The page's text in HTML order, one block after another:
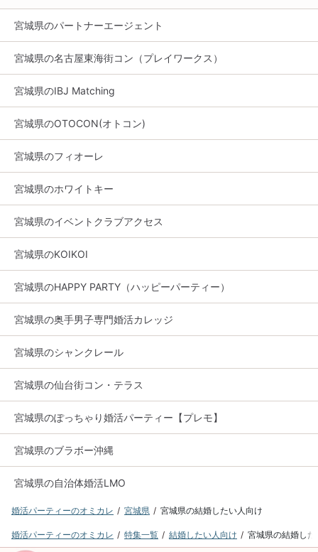
宮城県のパートナーエージェント
宮城県の名古屋東海街コン（プレイワークス）
宮城県のIBJ Matching
宮城県のOTOCON(オトコン)
宮城県のフィオーレ
宮城県のホワイトキー
宮城県のイベントクラブアクセス
宮城県のKOIKOI
宮城県のHAPPY PARTY（ハッピーパーティー）
宮城県の奥手男子専門婚活カレッジ
宮城県のシャンクレール
宮城県の仙台街コン・テラス
宮城県のぽっちゃり婚活パーティー【プレモ】
宮城県のブラボー沖縄
宮城県の自治体婚活LMO
婚活パーティーのオミカレ 宮城県 宮城県の結婚したい人向け
婚活パーティーのオミカレ 特集一覧 結婚したい人向け 宮城県の結婚し